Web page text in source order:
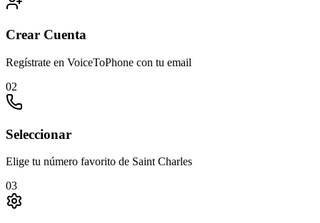
Crear Cuenta
Regístrate en VoiceToPhone con tu email
02
Seleccionar
Elige tu número favorito de Saint Charles
03